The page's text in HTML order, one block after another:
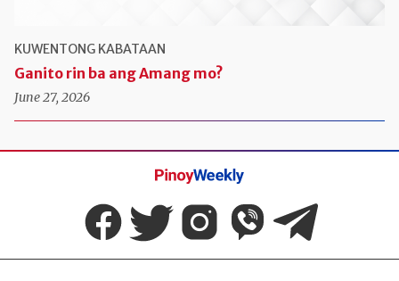
KUWENTONG KABATAAN
Ganito rin ba ang Amang mo?
June 27, 2026
Pinoy
Weekly